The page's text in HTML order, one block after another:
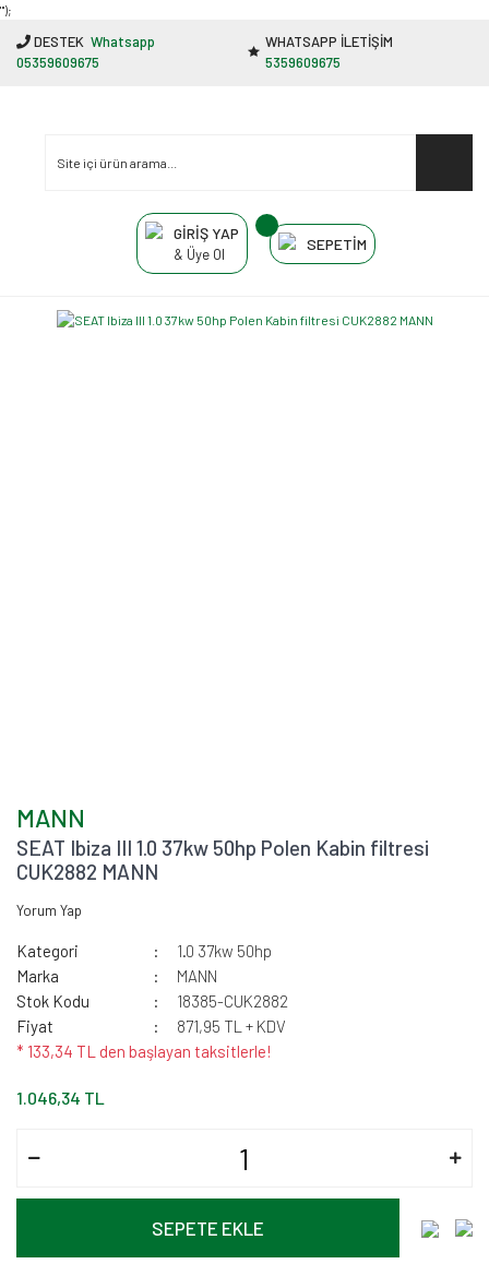
"');
DESTEK Whatsapp
05359609675
WHATSAPP İLETİŞİM
5359609675
GİRİŞ YAP
& Üye Ol
SEPETİM
MANN
SEAT Ibiza III 1.0 37kw 50hp Polen Kabin filtresi
CUK2882 MANN
Yorum Yap
Kategori
1.0 37kw 50hp
Marka
MANN
Stok Kodu
18385-CUK2882
Fiyat
871,95 TL + KDV
* 133,34 TL den başlayan taksitlerle!
1.046,34 TL
SEPETE EKLE